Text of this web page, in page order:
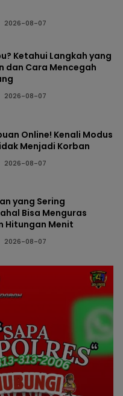
2026-08-07
Ketahui Langkah yang
dan Cara Mencegah
2026-08-07
Online! Kenali Modus
Menjadi Korban
2026-08-07
yang Sering
Bisa Menguras
Hitungan Menit
2026-08-07